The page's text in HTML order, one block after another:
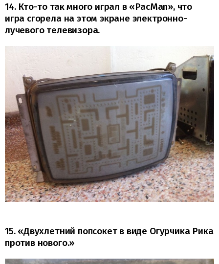
14. Кто-то так много играл в «PacMan», что
игра сгорела на этом экране электронно-
лучевого телевизора.
15. «Двухлетний попсокет в виде Огурчика Рика
против нового.»